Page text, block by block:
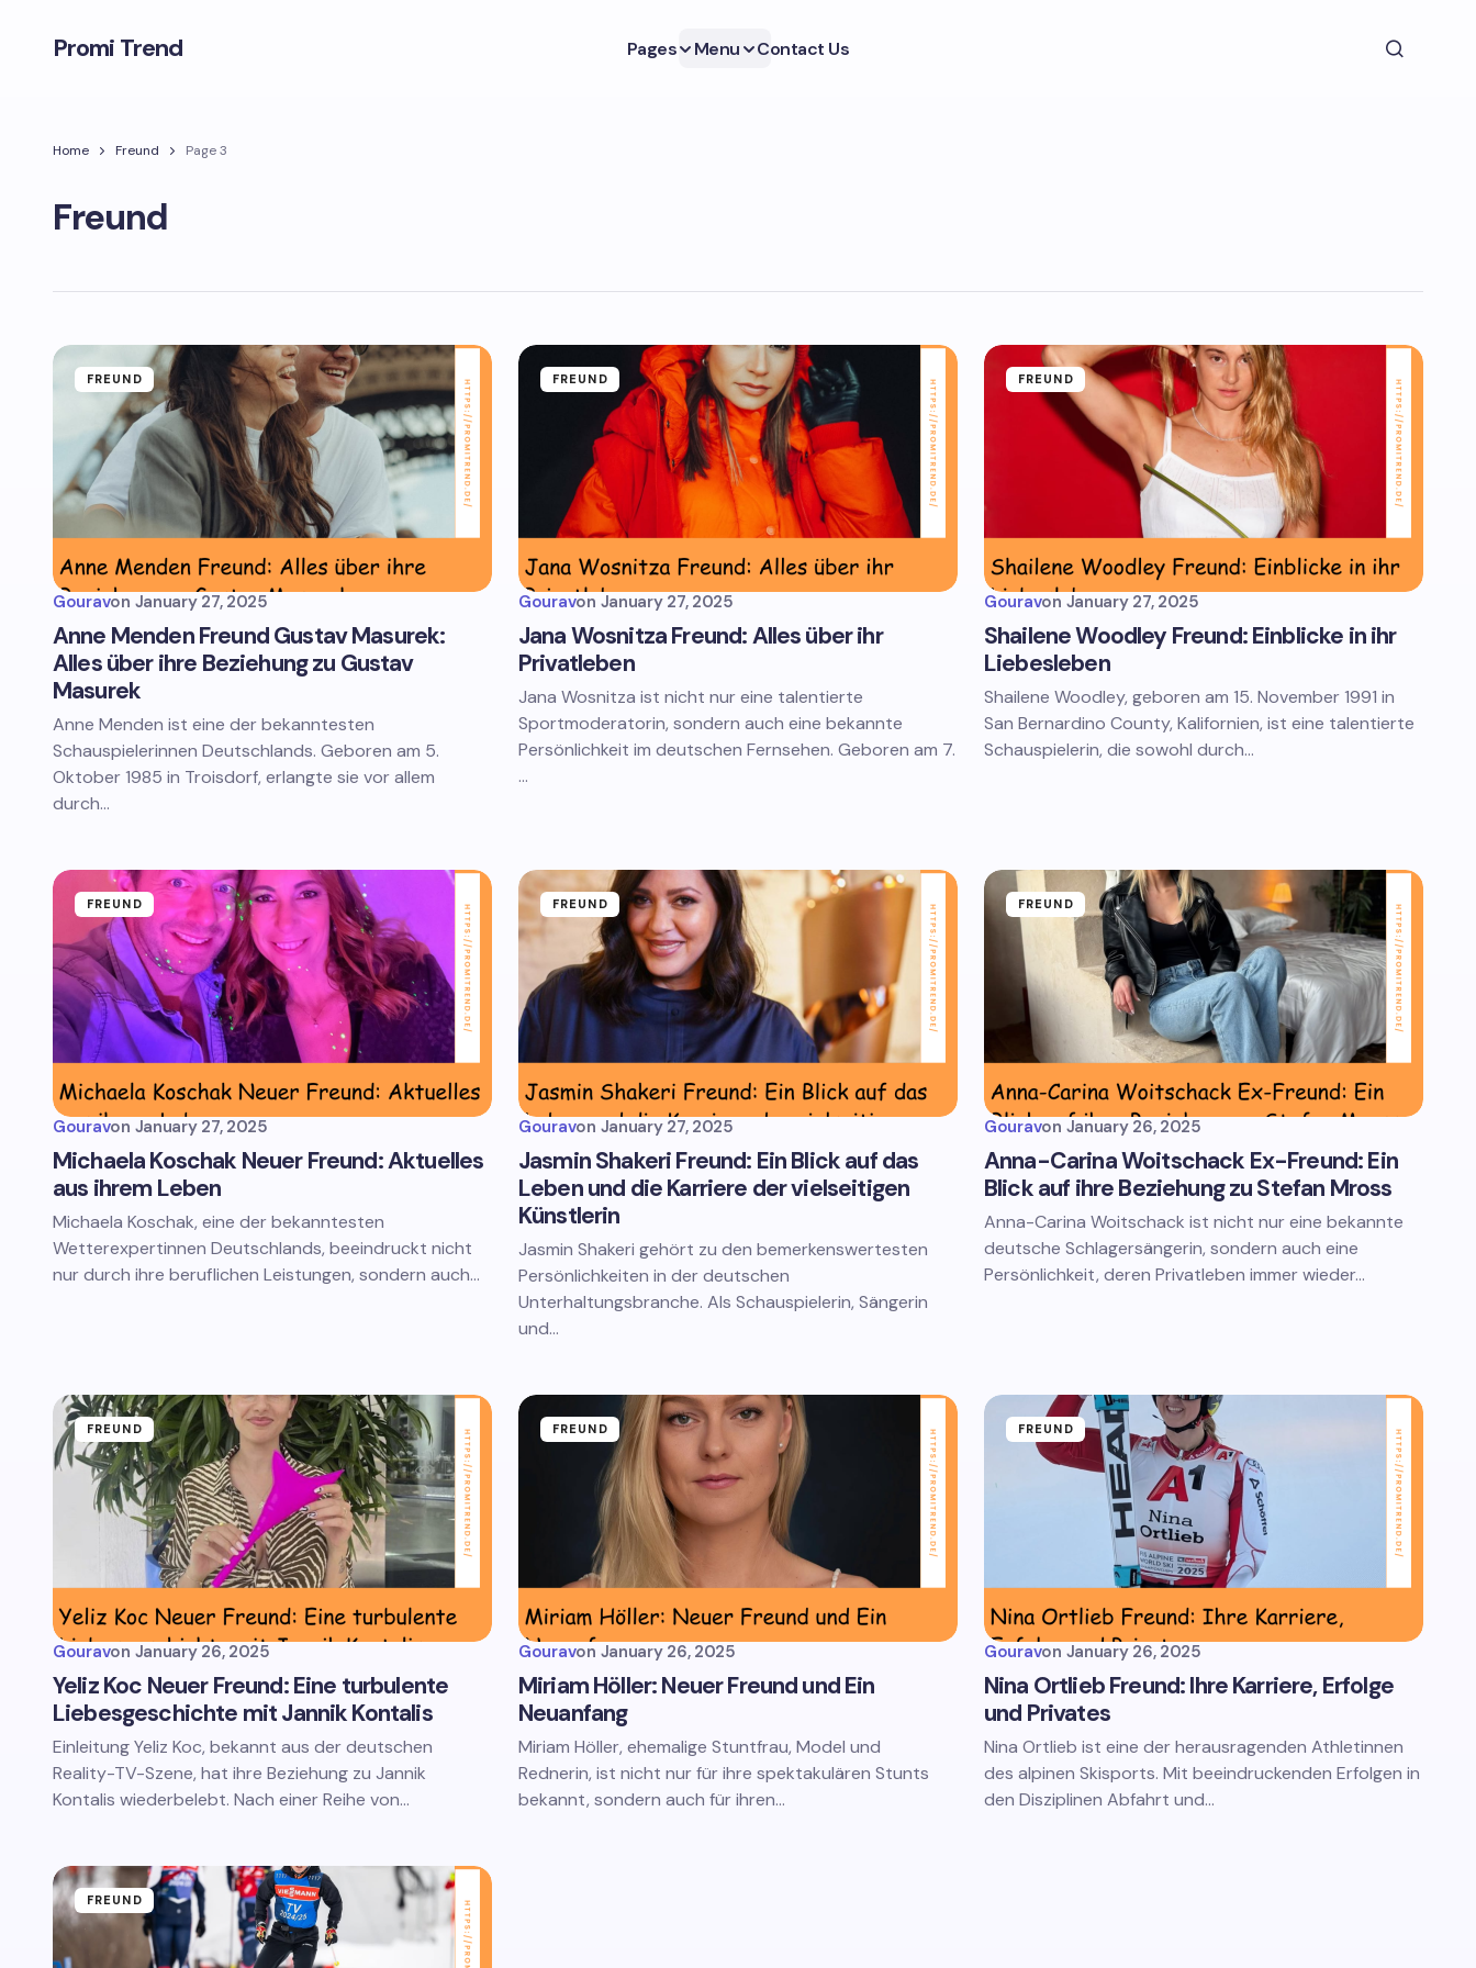
Promi Trend Pages Menu Contact Us
Home Freund Page 3
Freund
FREUND
Gouravon January 27, 2025
Anne Menden Freund Gustav Masurek:
Alles über ihre Beziehung zu Gustav
Masurek
Anne Menden ist eine der bekanntesten
Schauspielerinnen Deutschlands. Geboren am 5.
Oktober 1985 in Troisdorf, erlangte sie vor allem
durch…
FREUND
Gouravon January 27, 2025
Jana Wosnitza Freund: Alles über ihr
Privatleben
Jana Wosnitza ist nicht nur eine talentierte
Sportmoderatorin, sondern auch eine bekannte
Persönlichkeit im deutschen Fernsehen. Geboren am 7.
…
FREUND
Gouravon January 27, 2025
Shailene Woodley Freund: Einblicke in ihr
Liebesleben
Shailene Woodley, geboren am 15. November 1991 in
San Bernardino County, Kalifornien, ist eine talentierte
Schauspielerin, die sowohl durch…
FREUND
Gouravon January 27, 2025
Michaela Koschak Neuer Freund: Aktuelles
aus ihrem Leben
Michaela Koschak, eine der bekanntesten
Wetterexpertinnen Deutschlands, beeindruckt nicht
nur durch ihre beruflichen Leistungen, sondern auch…
FREUND
Gouravon January 27, 2025
Jasmin Shakeri Freund: Ein Blick auf das
Leben und die Karriere der vielseitigen
Künstlerin
Jasmin Shakeri gehört zu den bemerkenswertesten
Persönlichkeiten in der deutschen
Unterhaltungsbranche. Als Schauspielerin, Sängerin
und…
FREUND
Gouravon January 26, 2025
Anna-Carina Woitschack Ex-Freund: Ein
Blick auf ihre Beziehung zu Stefan Mross
Anna-Carina Woitschack ist nicht nur eine bekannte
deutsche Schlagersängerin, sondern auch eine
Persönlichkeit, deren Privatleben immer wieder…
FREUND
Gouravon January 26, 2025
Yeliz Koc Neuer Freund: Eine turbulente
Liebesgeschichte mit Jannik Kontalis
Einleitung Yeliz Koc, bekannt aus der deutschen
Reality-TV-Szene, hat ihre Beziehung zu Jannik
Kontalis wiederbelebt. Nach einer Reihe von…
FREUND
Gouravon January 26, 2025
Miriam Höller: Neuer Freund und Ein
Neuanfang
Miriam Höller, ehemalige Stuntfrau, Model und
Rednerin, ist nicht nur für ihre spektakulären Stunts
bekannt, sondern auch für ihren…
FREUND
Gouravon January 26, 2025
Nina Ortlieb Freund: Ihre Karriere, Erfolge
und Privates
Nina Ortlieb ist eine der herausragenden Athletinnen
des alpinen Skisports. Mit beeindruckenden Erfolgen in
den Disziplinen Abfahrt und…
FREUND